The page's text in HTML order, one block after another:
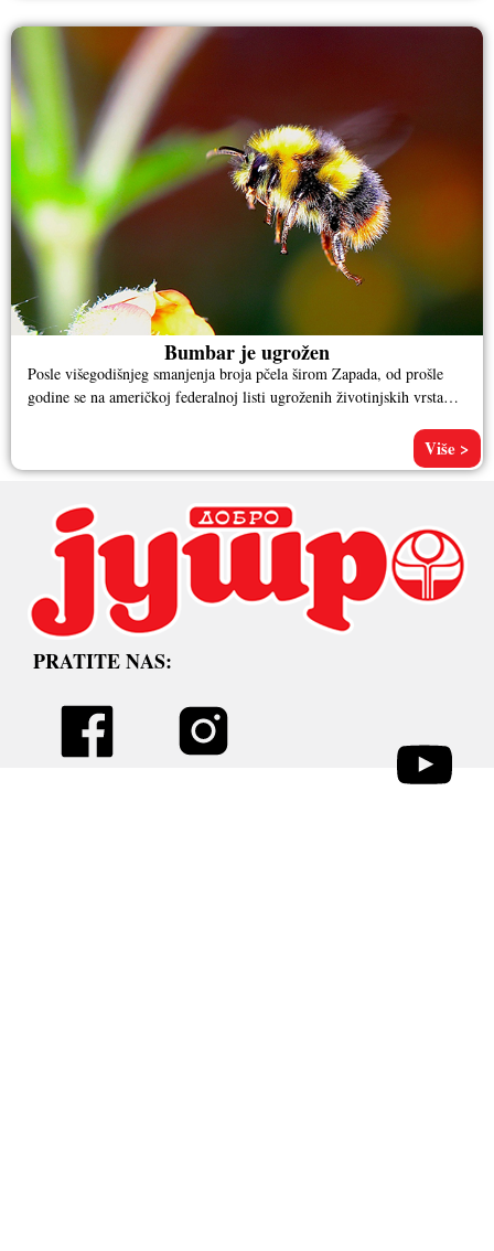
Bumbar je ugrožen
Posle višegodišnjeg smanjenja broja pčela širom Zapada, od prošle
godine se na američkoj federalnoj listi ugroženih životinjskih vrsta
Više >
PRATITE NAS: